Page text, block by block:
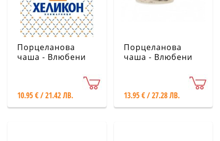
Порцеланова
чаша - Влюбени
велосипед KIUB
10.95 € / 21.42 ЛВ.
Порцеланова
чаша - Влюбени
13.95 € / 27.28 ЛВ.